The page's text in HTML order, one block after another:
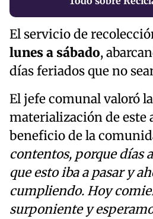
El servicio de
lunes a sábado,
días feriados que no
El jefe comunal valoró
materialización de este
beneficio de la
contentos, porque días
que esto iba a pasar y
cumpliendo. Hoy
surponiente y